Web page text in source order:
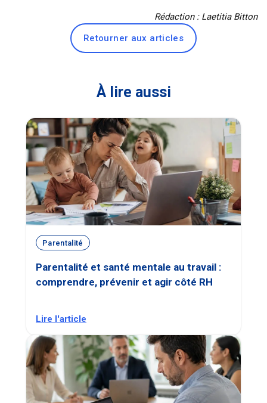
Rédaction : Laetitia Bitton
Retourner aux articles
À lire aussi
Parentalité
Parentalité et santé mentale au travail :
comprendre, prévenir et agir côté RH
Lire l'article